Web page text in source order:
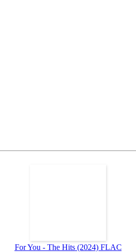
For You - The Hits (2024) FLAC